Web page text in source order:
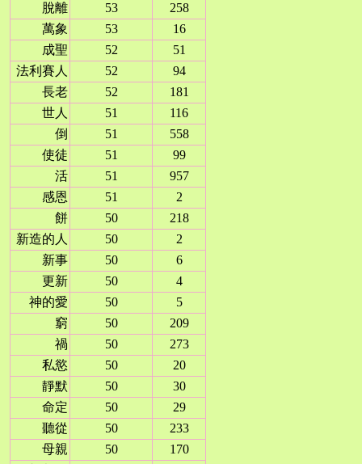
脫離
53
258
萬象
53
16
成聖
52
51
法利賽人
52
94
長老
52
181
世人
51
116
倒
51
558
使徒
51
99
活
51
957
感恩
51
2
餅
50
218
新造的人
50
2
新事
50
6
更新
50
4
神的愛
50
5
窮
50
209
禍
50
273
私慾
50
20
靜默
50
30
命定
50
29
聽從
50
233
母親
50
170